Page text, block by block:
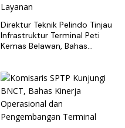
Direktur Teknik Pelindo Tinjau
Infrastruktur Terminal Peti
Kemas Belawan, Bahas